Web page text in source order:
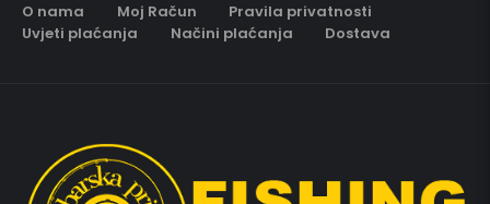
O nama Moj Račun
Pravila privatnosti
Uvjeti plaćanja
Načini plaćanja Dostava